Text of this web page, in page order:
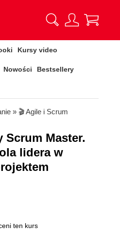
Kursy video
Nowości Bestsellery
» 🎬 Agile i Scrum
Scrum Master.
lidera w
ten kurs